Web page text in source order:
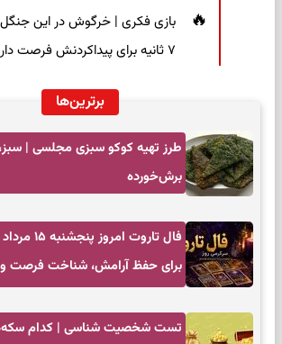
بازی فکری | خرگوش در این
۷ ثانیه برای پیداکردنش فرصت دارید
برترین‌ها
طرز تهیه کوکو سبزی مجلسی |
برش‌خورده
برای حفظ آرامش، شناخت فرصت
تست شخصیت شناسی | کدام